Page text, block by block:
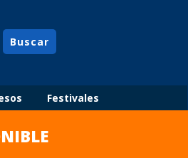
Festivales